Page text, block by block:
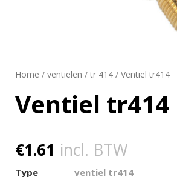
Home / ventielen / tr 414 / Ventiel tr414
Ventiel tr414
€1.61 incl. BTW
Type
ventiel tr414